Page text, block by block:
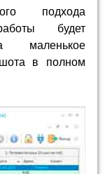
подхода
будет
маленькое
в полном